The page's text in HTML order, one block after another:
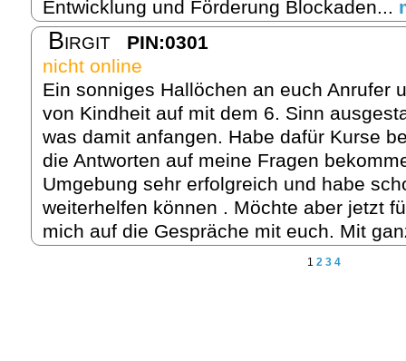
Entwicklung und Förderung Blockaden...
Birgit
PIN:0301
nicht online
Ein sonniges Hallöchen an euch Anrufer
von Kindheit auf mit dem 6. Sinn
was damit anfangen. Habe dafür Kurse
die Antworten auf meine Fragen
Umgebung sehr erfolgreich und habe
weiterhelfen können . Möchte aber jetzt
mich auf die Gespräche mit euch. Mit
1 2 3 4